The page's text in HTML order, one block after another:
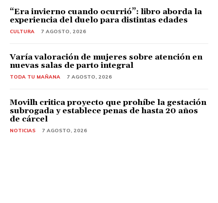
“Era invierno cuando ocurrió”: libro aborda la
experiencia del duelo para distintas edades
CULTURA 7 AGOSTO, 2026
Varía valoración de mujeres sobre atención en
nuevas salas de parto integral
TODA TU MAÑANA 7 AGOSTO, 2026
Movilh critica proyecto que prohíbe la gestación
subrogada y establece penas de hasta 20 años
de cárcel
NOTICIAS 7 AGOSTO, 2026